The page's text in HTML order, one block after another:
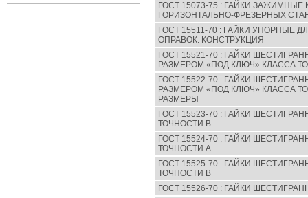
ГОСТ 15073-75 : ГАЙКИ ЗАЖИМНЫЕ
ГОРИЗОНТАЛЬНО-ФРЕЗЕРНЫХ
ГОСТ 15511-70 : ГАЙКИ УПОРНЫЕ
ОПРАВОК. КОНСТРУКЦИЯ
ГОСТ 15521-70 : ГАЙКИ
РАЗМЕРОМ «ПОД КЛЮЧ» КЛАССА
ГОСТ 15522-70 : ГАЙКИ
РАЗМЕРОМ «ПОД КЛЮЧ» КЛАССА
РАЗМЕРЫ
ГОСТ 15523-70 : ГАЙКИ
ТОЧНОСТИ В
ГОСТ 15524-70 : ГАЙКИ
ТОЧНОСТИ А
ГОСТ 15525-70 : ГАЙКИ
ТОЧНОСТИ В
ГОСТ 15526-70 : ГАЙКИ